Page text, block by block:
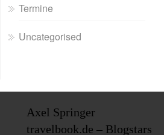
Termine
Uncategorised
Axel Springer
travelbook.de – Blogstars